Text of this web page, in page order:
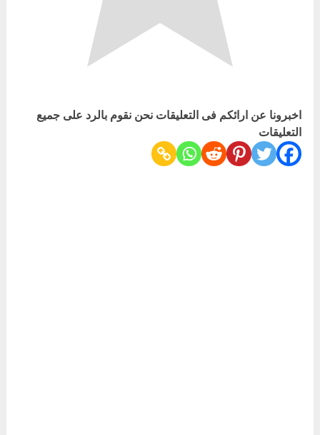
اخبرونا عن ارائكم فى التعليقات نحن نقوم بالرد على جميع
التعليقات